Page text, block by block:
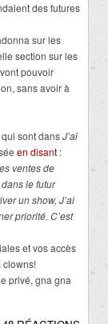
des futures
sur les
section sur les
pouvoir
sans avoir à
sont dansJ’ai
en disant :
ventes de
le futur
un show, J’ai
priorité. C’est
et vos accès
clowns!
privé, gna gna